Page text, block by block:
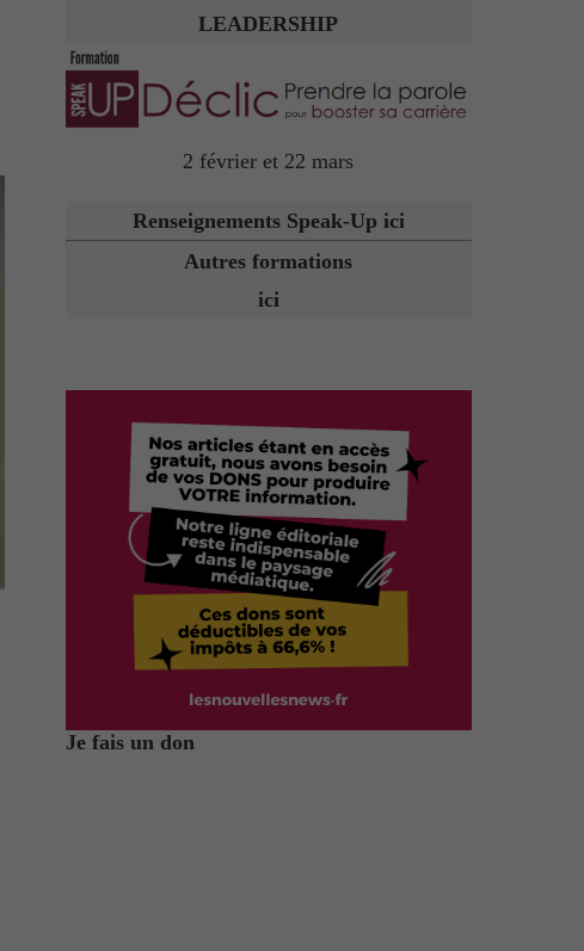
LEADERSHIP
2 février et 22 mars
Renseignements Speak-Up ici
Autres formations
ici
Je fais un don